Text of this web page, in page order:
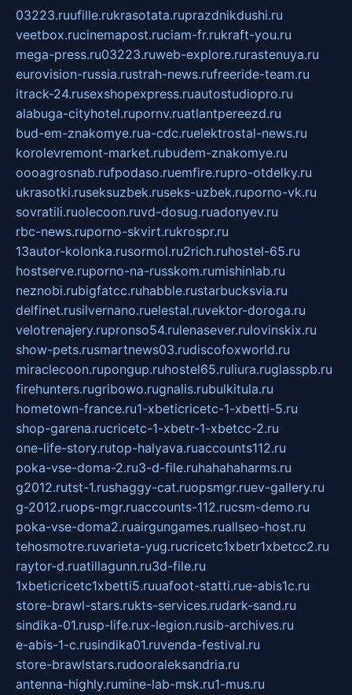
03223.ruufille.rukrasotata.ruprazdnikdushi.ru
veetbox.rucinemapost.ruciam-fr.rukraft-you.ru
mega-press.ru03223.ruweb-explore.rurastenuya.ru
eurovision-russia.rustrah-news.rufreeride-team.ru
itrack-24.rusexshopexpress.ruautostudiopro.ru
alabuga-cityhotel.rupornv.ruatlantpereezd.ru
bud-em-znakomye.rua-cdc.ruelektrostal-news.ru
korolevremont-market.rubudem-znakomye.ru
oooagrosnab.rufpodaso.ruemfire.rupro-otdelky.ru
ukrasotki.ruseksuzbek.ruseks-uzbek.ruporno-vk.ru
sovratili.ruolecoon.ruvd-dosug.ruadonyev.ru
rbc-news.ruporno-skvirt.rukrospr.ru
13autor-kolonka.rusormol.ru2rich.ruhostel-65.ru
hostserve.ruporno-na-russkom.rumishinlab.ru
neznobi.rubigfatcc.ruhabble.rustarbucksvia.ru
delfinet.rusilvernano.ruelestal.ruvektor-doroga.ru
velotrenajery.rupronso54.rulenasever.rulovinskix.ru
show-pets.rusmartnews03.rudiscofoxworld.ru
miraclecoon.rupongup.ruhostel65.ruliura.ruglasspb.ru
firehunters.rugribowo.rugnalis.rubulkitula.ru
hometown-france.ru1-xbeticricetc-1-xbetti-5.ru
shop-garena.rucricetc-1-xbetr-1-xbetcc-2.ru
one-life-story.rutop-halyava.ruaccounts112.ru
poka-vse-doma-2.ru3-d-file.ruhahahaharms.ru
g2012.rutst-1.rushaggy-cat.ruopsmgr.ruev-gallery.ru
g-2012.ruops-mgr.ruaccounts-112.rucsm-demo.ru
poka-vse-doma2.ruairgungames.ruallseo-host.ru
tehosmotre.ruvarieta-yug.rucricetc1xbetr1xbetcc2.ru
raytor-d.ruatillagunn.ru3d-file.ru
1xbeticricetc1xbetti5.ruuafoot-statti.rue-abis1c.ru
store-brawl-stars.rukts-services.rudark-sand.ru
sindika-01.rusp-life.rux-legion.rusib-archives.ru
e-abis-1-c.rusindika01.ruvenda-festival.ru
store-brawlstars.rudooraleksandria.ru
antenna-highly.rumine-lab-msk.ru1-mus.ru